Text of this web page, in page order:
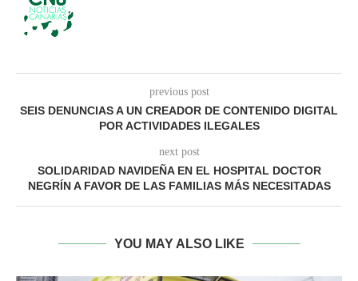
previous post
SEIS DENUNCIAS A UN CREADOR DE CONTENIDO DIGITAL
POR ACTIVIDADES ILEGALES
next post
SOLIDARIDAD NAVIDEÑA EN EL HOSPITAL DOCTOR
NEGRÍN A FAVOR DE LAS FAMILIAS MÁS NECESITADAS
YOU MAY ALSO LIKE